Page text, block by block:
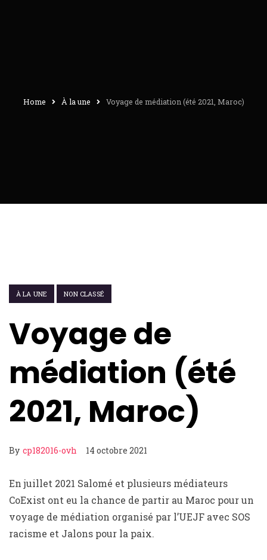
Home À la une Voyage de médiation (été 2021, Maroc)
À LA UNE NON CLASSÉ
Voyage de
médiation (été
2021, Maroc)
By cp182016-ovh 14 octobre 2021
En juillet 2021 Salomé et plusieurs médiateurs
CoExist ont eu la chance de partir au Maroc pour un
voyage de médiation organisé par l’UEJF avec SOS
racisme et Jalons pour la paix.